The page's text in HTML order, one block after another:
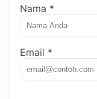
Nama *
Email *